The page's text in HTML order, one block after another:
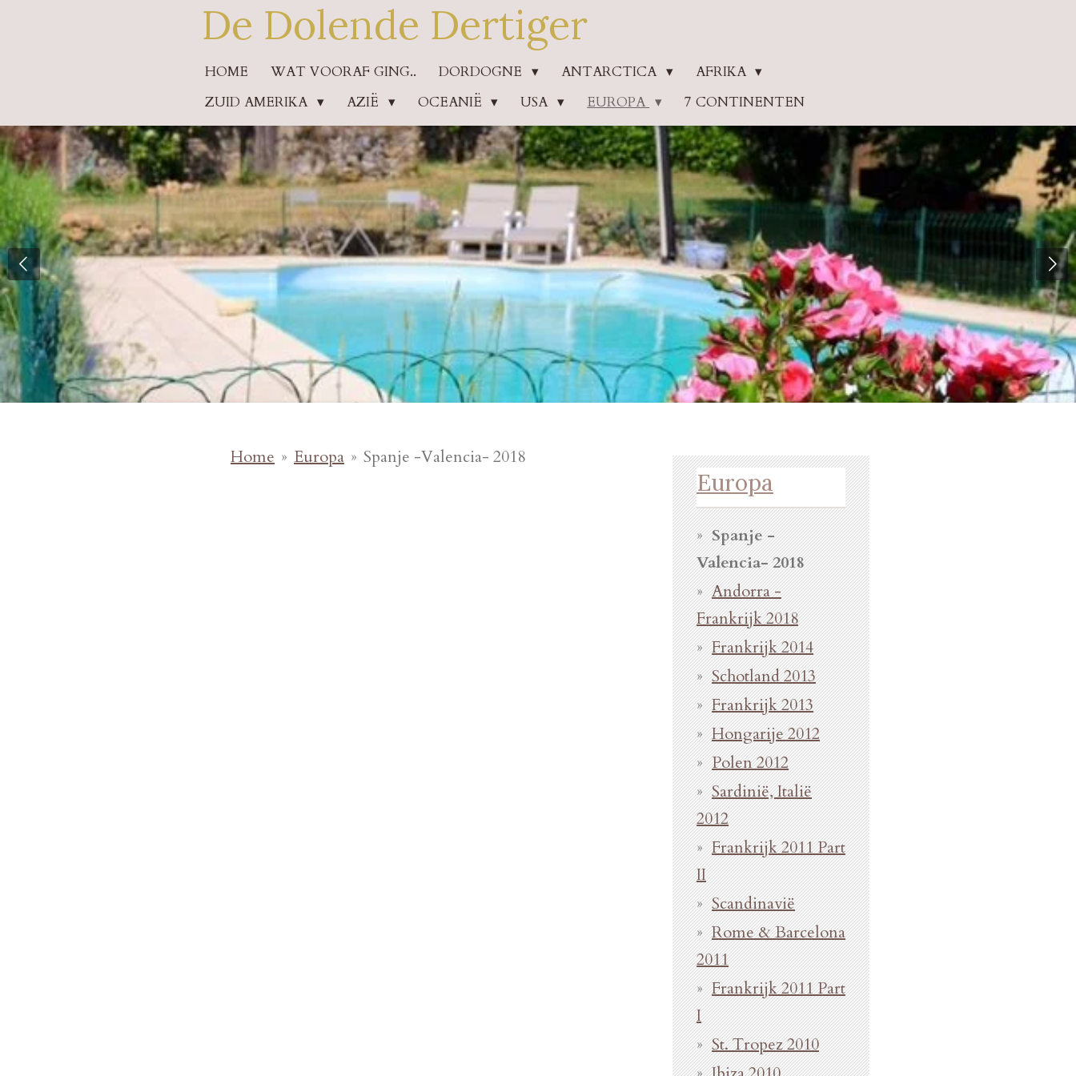
hoofdinhoud
De Dolende Dertiger
HOME WAT VOORAF GING.. DORDOGNE ANTARCTICA
AFRIKA
ZUID AMERIKA
AZIË OCEANIË USA EUROPA 7 CONTINENTEN
Home » Europa » Spanje -Valencia- 2018
Europa
Spanje -
Valencia- 2018
Andorra -
Frankrijk 2018
Frankrijk 2014
Schotland 2013
Frankrijk 2013
Hongarije 2012
Polen 2012
Sardinië, Italië
2012
Frankrijk 2011 Part
II
Scandinavië
Rome & Barcelona
2011
Frankrijk 2011 Part
I
St. Tropez 2010